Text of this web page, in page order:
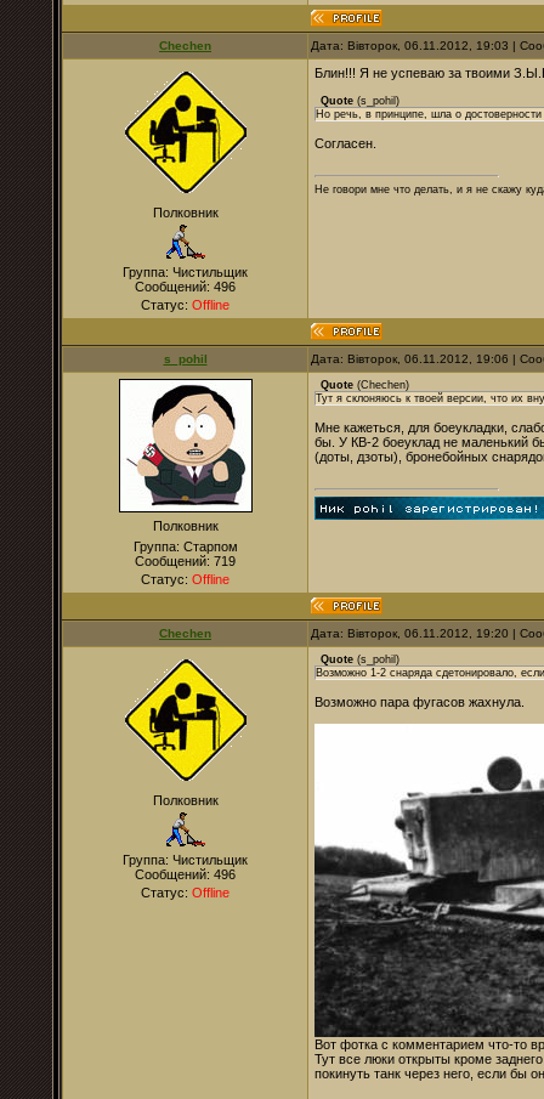
Chechen Дата: Вівторок, 06.11.2012, 19:03 |
Полковник
Группа: Чистильщик
Сообщений: 496
Статус: Offline
Блин!!! Я не успеваю за твоими
Quote (s_pohil )
Но речь, в принципе, шла о
Согласен.
Не говори мне что делать, и я не скажу
s_pohil Дата: Вівторок, 06.11.2012, 19:06 |
Полковник
Группа: Старпом
Сообщений: 719
Статус: Offline
Quote (Chechen)
Тут я склоняюсь к твоей версии, что их
Мне кажеться, для боеукладки,
бы. У КВ-2 боеуклад не маленький
(доты, дзоты), бронебойных
Chechen Дата: Вівторок, 06.11.2012, 19:20 |
Полковник
Группа: Чистильщик
Сообщений: 496
Статус: Offline
Quote (s_pohil )
Возможно 1-2 снаряда сдетонировало,
Возможно пара фугасов жахнула.
Вот фотка с комментарием что-то
Тут все люки открыты кроме
покинуть танк через него, если бы